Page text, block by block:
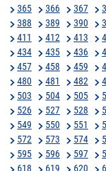
365
366 367
388
389 390
411
412 413
434
435 436
457
458 459
480
481 482
503
504 505
526
527 528
549
550 551
572
573 574
595
596 597
618
619 620